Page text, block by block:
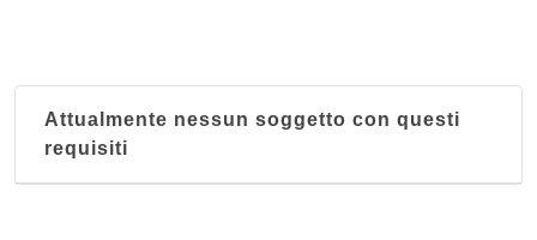
Attualmente nessun soggetto con questi
requisiti